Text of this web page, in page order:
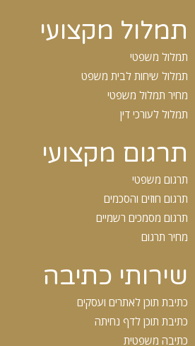
תמלול מקצועי
תמלול משפטי
תמלול שיחות לבית משפט
מחיר תמלול משפטי
תמלול לעורכי דין
תרגום מקצועי
תרגום משפטי
תרגום חוזים והסכמים
תרגום מסמכים רשמיים
מחיר תרגום
שירותי כתיבה
כתיבת תוכן לאתרים ועסקים
כתיבת תוכן לדף נחיתה
כתיבה משפטית